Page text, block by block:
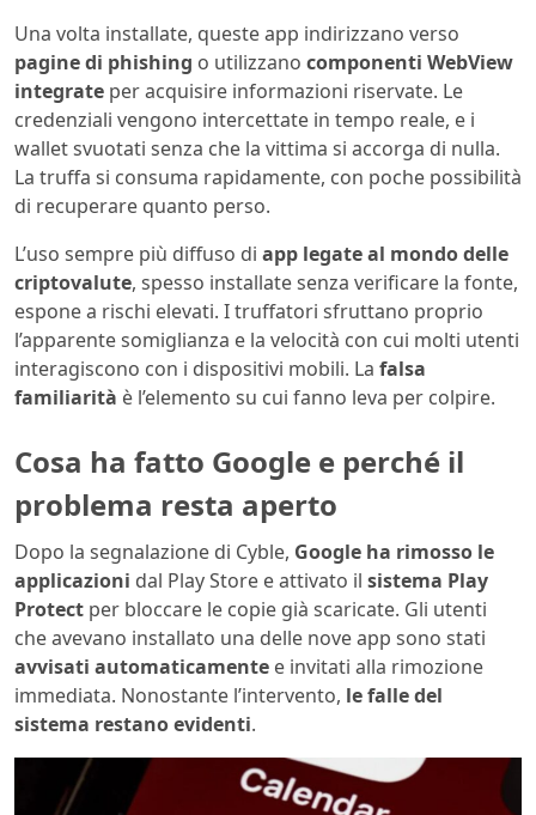
Una volta installate, queste app indirizzano verso
pagine di phishing o utilizzano componenti WebView
integrate per acquisire informazioni riservate. Le
credenziali vengono intercettate in tempo reale, e i
wallet svuotati senza che la vittima si accorga di nulla.
La truffa si consuma rapidamente, con poche possibilità
di recuperare quanto perso.
L’uso sempre più diffuso di app legate al mondo delle
criptovalute, spesso installate senza verificare la fonte,
espone a rischi elevati. I truffatori sfruttano proprio
l’apparente somiglianza e la velocità con cui molti utenti
interagiscono con i dispositivi mobili. La falsa
familiarità è l’elemento su cui fanno leva per colpire.
Cosa ha fatto Google e perché il
problema resta aperto
Dopo la segnalazione di Cyble, Google ha rimosso le
applicazioni dal Play Store e attivato il sistema Play
Protect per bloccare le copie già scaricate. Gli utenti
che avevano installato una delle nove app sono stati
avvisati automaticamente e invitati alla rimozione
immediata. Nonostante l’intervento, le falle del
sistema restano evidenti.